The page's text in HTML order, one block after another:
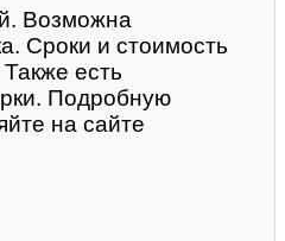
Возможна
Сроки и стоимость
есть
Подробную
на сайте